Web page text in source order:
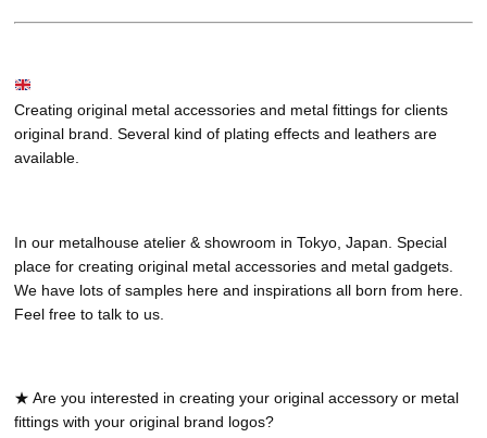
Creating original metal accessories and metal fittings for clients
original brand. Several kind of plating effects and leathers are
available.
In our metalhouse atelier & showroom in Tokyo, Japan. Special
place for creating original metal accessories and metal gadgets.
We have lots of samples here and inspirations all born from here.
Feel free to talk to us.
★ Are you interested in creating your original accessory or metal
fittings with your original brand logos?